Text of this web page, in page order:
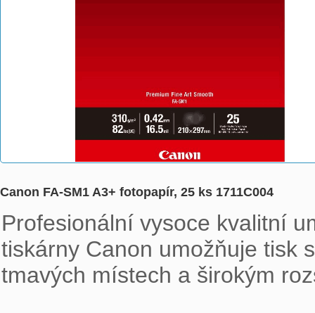
Canon FA-SM1 A3+ fotopapír, 25 ks 1711C004
Profesionální vysoce kvalitní
tiskárny Canon umožňuje tisk
tmavých místech a širokým